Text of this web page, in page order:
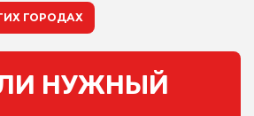
ГОРОДАХ
НУЖНЫЙ